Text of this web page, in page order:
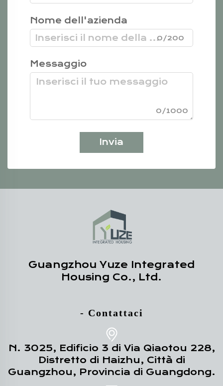
Nome dell'azienda
0/200
Messaggio
0/1000
Invia
Guangzhou Yuze Integrated
Housing Co., Ltd.
- Contattaci
N. 3025, Edificio 3 di Via Qiaotou 228,
Distretto di Haizhu, Città di
Guangzhou, Provincia di Guangdong.